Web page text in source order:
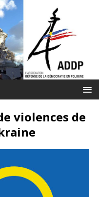
violences de